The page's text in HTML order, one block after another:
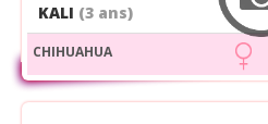
KALI (3 ans)
CHIHUAHUA